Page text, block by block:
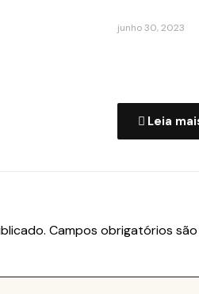
junho 30, 2023
Leia
Campos obrigatórios